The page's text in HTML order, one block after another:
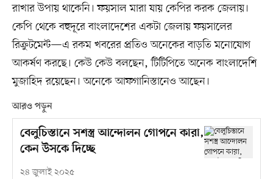
রাখার উপায় থাকেনি। ফয়সাল মারা যায় কেপির করক জেলায়।
কেপি থেকে বহুদূরে বাংলাদেশের একটা জেলায় ফয়সালের
রিক্রুটমেন্ট—এ রকম খবরের প্রতিও অনেকের বাড়তি মনোযোগ
আকর্ষণ করছে। কেউ কেউ বলছেন, টিটিপিতে অনেক বাংলাদেশি
মুজাহিদ রয়েছেন। অনেকে আফগানিস্তানেও আছেন।
আরও পড়ুন
বেলুচিস্তানে সশস্ত্র আন্দোলন গোপনে কারা,
কেন উসকে দিচ্ছে
২৪ জুলাই ২০২৫